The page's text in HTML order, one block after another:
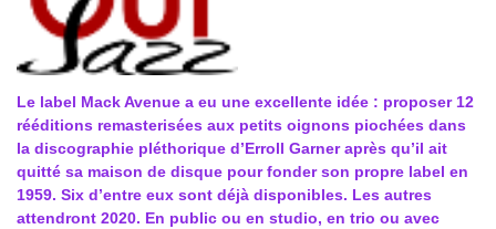
Le label Mack Avenue a eu une excellente idée : proposer 12
rééditions remasterisées aux petits oignons piochées dans
la discographie pléthorique d’Erroll Garner après qu’il ait
quitté sa maison de disque pour fonder son propre label en
1959. Six d’entre eux sont déjà disponibles. Les autres
attendront 2020. En public ou en studio, en trio ou avec